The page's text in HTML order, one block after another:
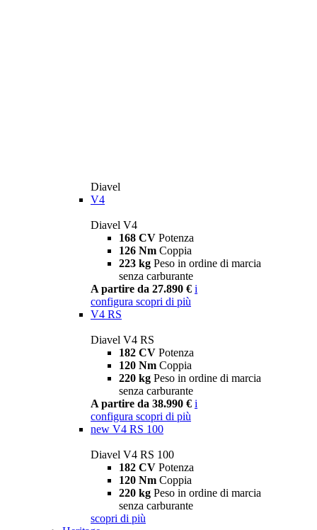
Diavel
V4
Diavel V4
168 CV Potenza
126 Nm Coppia
223 kg Peso in ordine di marcia
senza carburante
A partire da 27.890 € i
configura scopri di più
V4 RS
Diavel V4 RS
182 CV Potenza
120 Nm Coppia
220 kg Peso in ordine di marcia
senza carburante
A partire da 38.990 € i
configura scopri di più
new V4 RS 100
Diavel V4 RS 100
182 CV Potenza
120 Nm Coppia
220 kg Peso in ordine di marcia
senza carburante
scopri di più